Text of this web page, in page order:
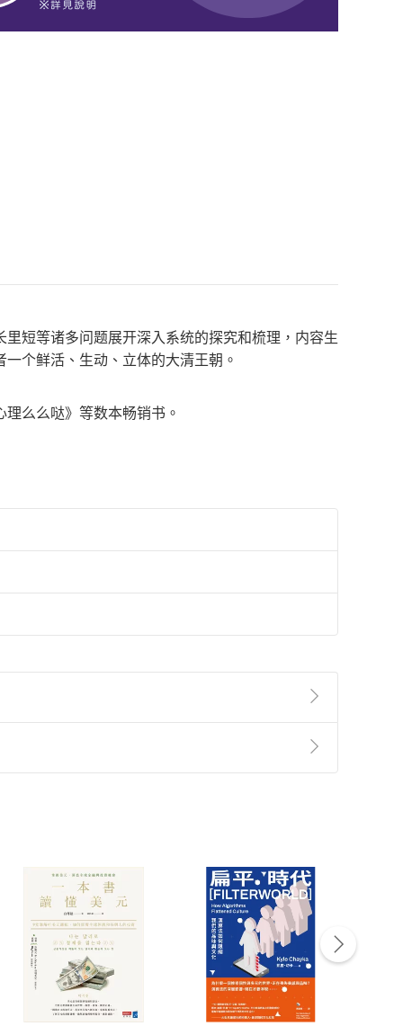
短等诸多问题展开深入系统的探究和梳理，内容生
个鲜活、生动、立体的大清王朝。
么么哒》等数本畅销书。
第2條第5款之規定，「非以有形媒介提供之數位
點選「瀏覽訂單明細」 「申請取消訂單/退
貨。
付款方式
Payment
完成訂單
Complete
號，下載書籍後看書